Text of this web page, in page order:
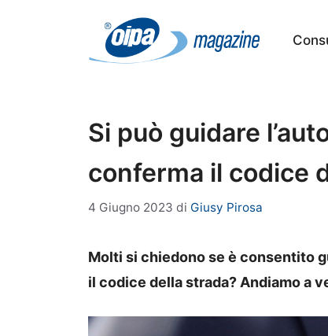
Si può guidare
conferma il codice
4 Giugno 2023 di Giusy Pirosa
Molti si chiedono se è consentito
il codice della strada? Andiamo a